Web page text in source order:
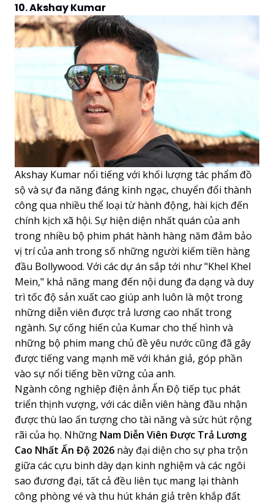
10. Akshay Kumar
Akshay Kumar nổi tiếng với khối lượng tác phẩm đồ
sộ và sự đa năng đáng kinh ngạc, chuyển đổi thành
công qua nhiều thể loại từ hành động, hài kịch đến
chính kịch xã hội. Sự hiện diện nhất quán của anh
trong nhiều bộ phim phát hành hàng năm đảm bảo
vị trí của anh trong số những người kiếm tiền hàng
đầu Bollywood. Với các dự án sắp tới như "Khel Khel
Mein," khả năng mang đến nội dung đa dạng và duy
trì tốc độ sản xuất cao giúp anh luôn là một trong
những diễn viên được trả lương cao nhất trong
ngành. Sự cống hiến của Kumar cho thể hình và
những bộ phim mang chủ đề yêu nước cũng đã gây
được tiếng vang mạnh mẽ với khán giả, góp phần
vào sự nổi tiếng bền vững của anh.
Ngành công nghiệp điện ảnh Ấn Độ tiếp tục phát
triển thịnh vượng, với các diễn viên hàng đầu nhận
được thù lao ấn tượng cho tài năng và sức hút rộng
rãi của họ. Những Nam Diễn Viên Được Trả Lương
Cao Nhất Ấn Độ 2026 này đại diện cho sự pha trộn
giữa các cựu binh dày dạn kinh nghiệm và các ngôi
sao đương đại, tất cả đều liên tục mang lại thành
công phòng vé và thu hút khán giả trên khắp đất